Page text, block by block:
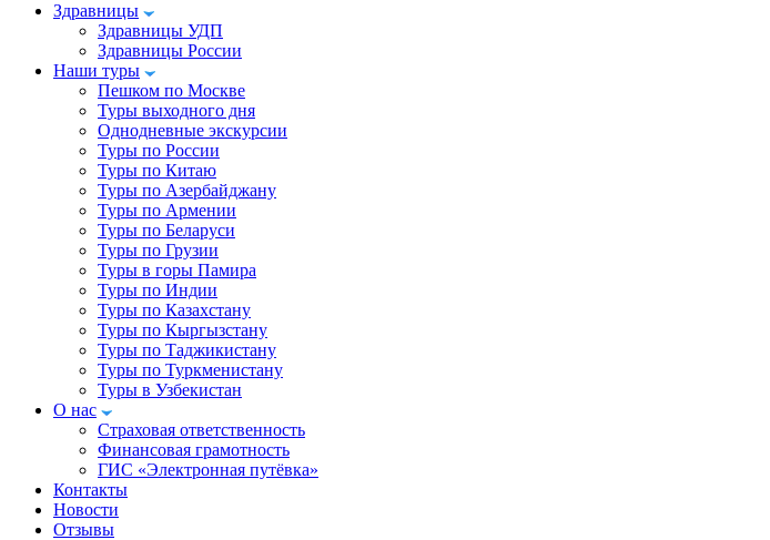
Здравницы
Здравницы УДП
Здравницы России
Наши туры
Пешком по Москве
Туры выходного дня
Однодневные экскурсии
Туры по России
Туры по Китаю
Туры по Азербайджану
Туры по Армении
Туры по Беларуси
Туры по Грузии
Туры в горы Памира
Туры по Индии
Туры по Казахстану
Туры по Кыргызстану
Туры по Таджикистану
Туры по Туркменистану
Туры в Узбекистан
О нас
Страховая ответственность
Финансовая грамотность
ГИС «Электронная путёвка»
Контакты
Новости
Отзывы